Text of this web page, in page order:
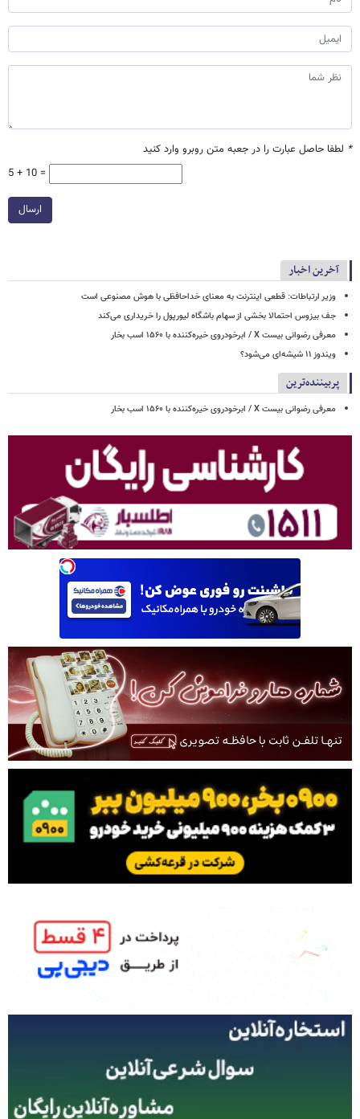
* لطفا حاصل عبارت را در جعبه متن روبرو وارد کنید
5 + 10 =
ارسال
آخرین اخبار
وزیر ارتباطات: قطعی اینترنت به معنای خداحافظی با هوش مصنوعی است
جف بیزوس احتمالا بخشی از سهام باشگاه لیورپول را خریداری می‌کند
معرفی رضوانی بیست X / ابرخودروی خیره‌کننده با ۱۵۶۰ اسب بخار
ویندوز ۱۱ شیشه‌ای می‌شود؟
پربیننده‌ترین
معرفی رضوانی بیست X / ابرخودروی خیره‌کننده با ۱۵۶۰ اسب بخار